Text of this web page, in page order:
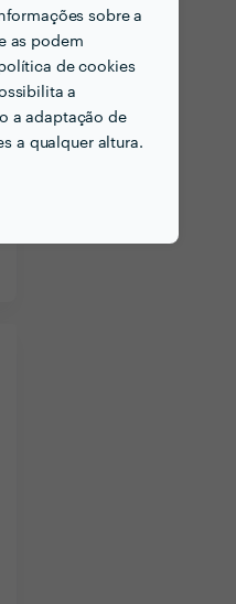
sobre a
as podem
de cookies
a
a adaptação de
a qualquer altura.